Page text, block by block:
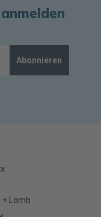
Abonnieren
+ Lomb